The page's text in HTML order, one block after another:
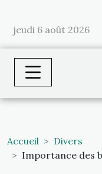
jeudi 6 août 2026
Accueil
Divers
Importance des